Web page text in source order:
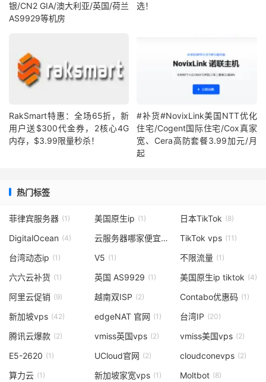
银/CN2 GIA/澳大利亚/英国/荷兰
AS9929等机房
选！
RakSmart特惠：全场65折，新
用户送$300代金券，2核心4G
内存，$3.99限量秒杀！
#补货#NovixLink美国NTT优化
住宅/Cogent国际住宅/Cox真家
宽、Cera高防套餐3.99加元/月
起
热门标签
菲律宾服务器 (1) 美国原生ip (1) 日本TikTok (8)
DigitalOcean (4) 云服务器哪家便宜 TikTok vps (11)
台湾动态ip (1) V5 (1) 不限流量 (1)
六六云补货 (1) 英国 AS9929 (1) 美国原生ip tiktok (4)
阿里云促销 (9) 越南双ISP (2) Contabo优惠码 (1)
新加坡vps (42) edgeNAT 官网 (1) 台湾IP (20)
腾讯云爆款 (2) vmiss英国vps (2) vmiss美国vps (2)
E5-2620 (1) UCloud官网 (2) cloudconevps (2)
算力云 (1) 新加坡家宽vps (1) Moltbot (8)